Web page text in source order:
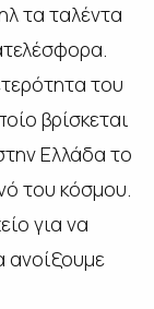
τα ταλέντα
του
βρίσκεται
Ελλάδα το
του κόσμου.
για να
ανοίξουμε